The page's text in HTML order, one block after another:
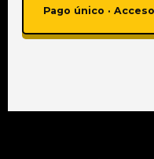
Pago único ·